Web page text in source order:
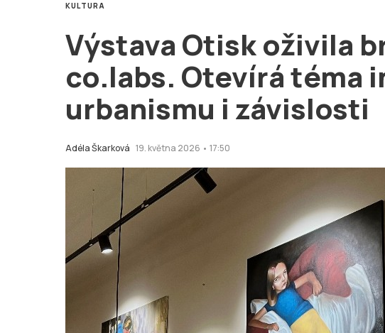
Výstava Otisk oživila
co.labs. Otevírá téma
urbanismu i závislosti
Adéla Škarková 19. května 2026 • 17:50
KULTURA